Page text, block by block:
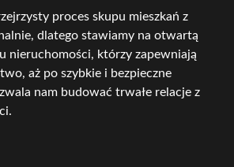
proces skupu mieszkań z
dlatego stawiamy na otwartą
nieruchomości, którzy zapewniają
aż po szybkie i bezpieczne
nam budować trwałe relacje z